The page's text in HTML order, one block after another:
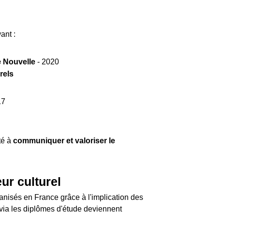
:
Nouvelle- 2020
à communiquer et valoriser le
culturel
en France grâce à l'implication des
les diplômes d'étude deviennent